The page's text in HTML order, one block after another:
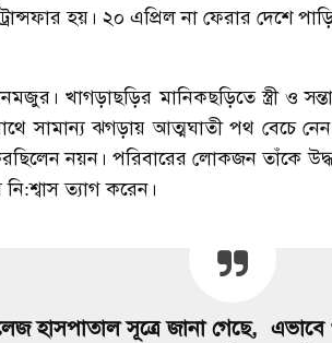
হয়। ২০ এপ্রিল না ফেরার দেশে
খাগড়াছড়ির মানিকছড়িতে স্ত্রী ও
সাথে সামান্য ঝগড়ায় আত্মঘাতী পথ বেচে
নয়ন। পরিবারের লোকজন তাঁকে
ত্যাগ করেন।
হাসপাতাল সূত্রে জানা গেছে,